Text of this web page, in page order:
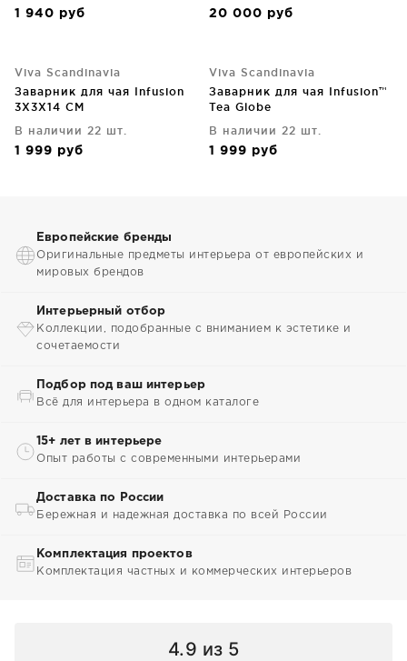
1 940 руб 20 000 руб
Viva Scandinavia
Заварник для чая Infusion
3X3X14 CM
В наличии 22 шт.
1 999 руб
Viva Scandinavia
Заварник для чая Infusion™
Tea Globe
В наличии 22 шт.
1 999 руб
Европейские бренды
Оригинальные предметы интерьера от европейских и
мировых брендов
Интерьерный отбор
Коллекции, подобранные с вниманием к эстетике и
сочетаемости
Подбор под ваш интерьер
Всё для интерьера в одном каталоге
15+ лет в интерьере
Опыт работы с современными интерьерами
Доставка по России
Бережная и надежная доставка по всей России
Комплектация проектов
Комплектация частных и коммерческих интерьеров
4.9 из 5